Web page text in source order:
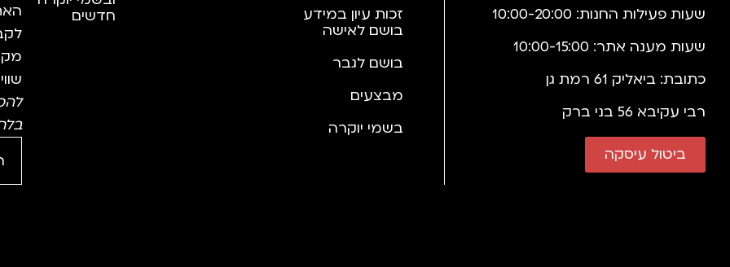
שעות פעילות החנות: 10:00-20:00
שעות מענה אתר: 10:00-15:00
כתובת: ביאליק 61 רמת גן
רבי עקיבא 56 בני ברק
ביטול עיסקה
זכות עיון במידע
בושם לאישה
בושם לגבר
מבצעים
בשמי יוקרה
חדשים